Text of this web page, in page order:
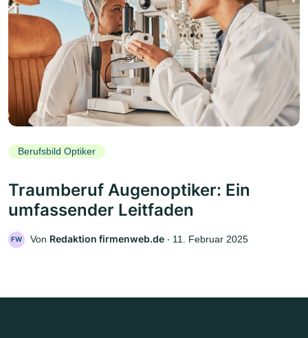
Berufsbild Optiker
Traumberuf Augenoptiker: Ein
umfassender Leitfaden
FW Von Redaktion firmenweb.de ‧ 11. Februar 2025